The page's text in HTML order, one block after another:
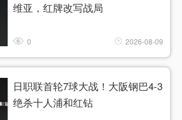
维亚，红牌改写战局
0 2026-08-09
日职联首轮7球大战！大阪钢巴4‑3
绝杀十人浦和红钻